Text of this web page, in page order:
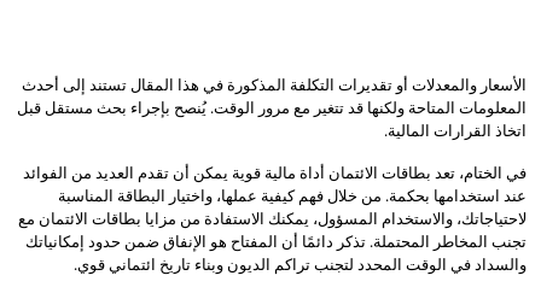
الأسعار والمعدلات أو تقديرات التكلفة المذكورة في هذا المقال تستند إلى أحدث
المعلومات المتاحة ولكنها قد تتغير مع مرور الوقت. يُنصح بإجراء بحث مستقل قبل
اتخاذ القرارات المالية.
في الختام، تعد بطاقات الائتمان أداة مالية قوية يمكن أن تقدم العديد من الفوائد
عند استخدامها بحكمة. من خلال فهم كيفية عملها، واختيار البطاقة المناسبة
لاحتياجاتك، والاستخدام المسؤول، يمكنك الاستفادة من مزايا بطاقات الائتمان مع
تجنب المخاطر المحتملة. تذكر دائمًا أن المفتاح هو الإنفاق ضمن حدود إمكانياتك
والسداد في الوقت المحدد لتجنب تراكم الديون وبناء تاريخ ائتماني قوي.